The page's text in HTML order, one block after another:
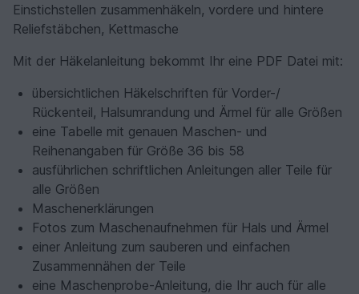
Einstichstellen zusammenhäkeln, vordere und hintere
Reliefstäbchen, Kettmasche
Mit der Häkelanleitung bekommt Ihr eine PDF Datei mit:
übersichtlichen Häkelschriften für Vorder-/
Rückenteil, Halsumrandung und Ärmel für alle Größen
eine Tabelle mit genauen Maschen- und
Reihenangaben für Größe 36 bis 58
ausführlichen schriftlichen Anleitungen aller Teile für
alle Größen
Maschenerklärungen
Fotos zum Maschenaufnehmen für Hals und Ärmel
einer Anleitung zum sauberen und einfachen
Zusammennähen der Teile
eine Maschenprobe-Anleitung, die Ihr auch für alle